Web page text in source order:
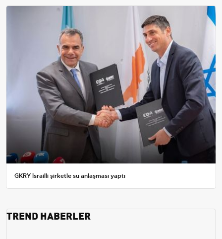
GKRY İsrailli şirketle su anlaşması yaptı
TREND HABERLER